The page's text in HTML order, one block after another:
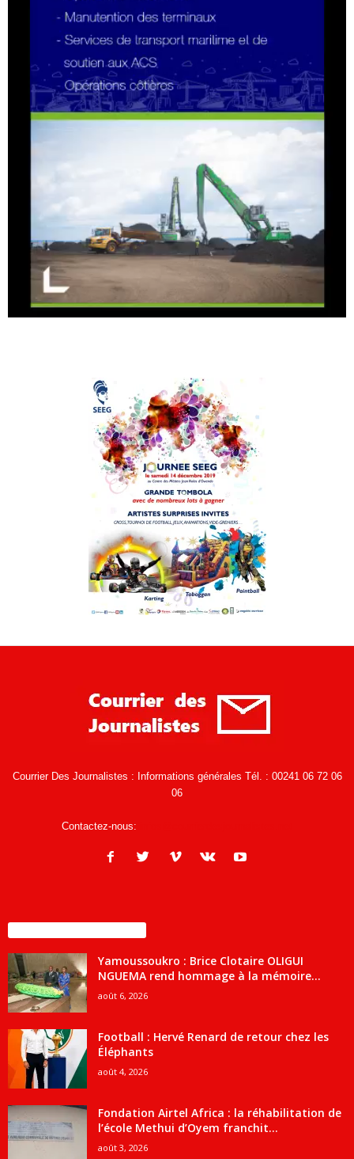
Courrier Des Journalistes : Informations générales Tél. : 00241 06 72 06
06
Contactez-nous:
Yamoussoukro : Brice Clotaire OLIGUI
NGUEMA rend hommage à la mémoire...
août 6, 2026
Football : Hervé Renard de retour chez les
Éléphants
août 4, 2026
Fondation Airtel Africa : la réhabilitation de
l’école Methui d’Oyem franchit...
août 3, 2026